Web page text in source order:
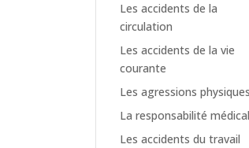
Les accidents de la
circulation
Les accidents de la vie
courante
Les agressions physiques
La responsabilité
Les accidents du travail